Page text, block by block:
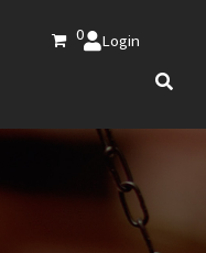
0 Login